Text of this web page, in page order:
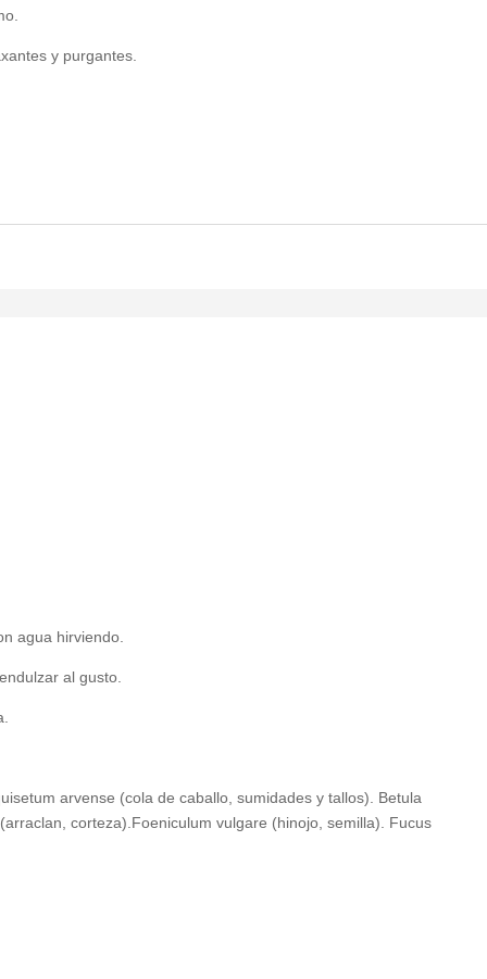
y purgantes.
agua hirviendo.
al gusto.
arvense (cola de caballo, sumidades y tallos). Betula
corteza).Foeniculum vulgare (hinojo, semilla). Fucus